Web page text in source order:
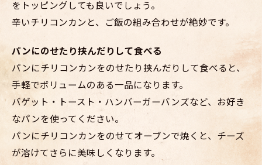
をトッピングしても良いでしょう。
辛いチリコンカンと、ご飯の組み合わせが絶妙です。
パンにのせたり挟んだりして食べる
パンにチリコンカンをのせたり挟んだりして食べると、
手軽でボリュームのある一品になります。
バゲット・トースト・ハンバーガーバンズなど、お好き
なパンを使ってください。
パンにチリコンカンをのせてオーブンで焼くと、チーズ
が溶けてさらに美味しくなります。